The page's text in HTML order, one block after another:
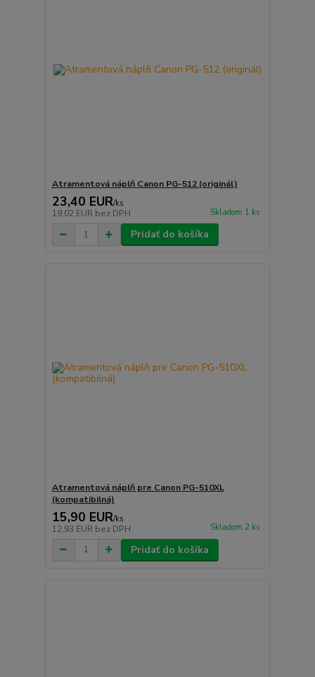
Atramentová náplň Canon PG-512 (originál)
23,40 EUR/ks
19,02 EUR bez DPH Skladom 1 ks
Pridať do košíka
Atramentová náplň pre Canon PG-510XL
(kompatibilná)
15,90 EUR/ks
12,93 EUR bez DPH Skladom 2 ks
Pridať do košíka